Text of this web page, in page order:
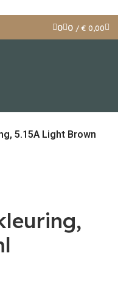
0 0 / € 0,00
5.15A Light Brown